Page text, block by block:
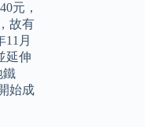
元，
故有
月
延伸
鐵
始成